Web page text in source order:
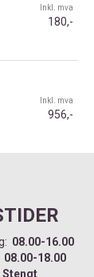
Inkl. mva
180,-
Inkl. mva
956,-
08.00-16.00
08.00-18.00
Stengt